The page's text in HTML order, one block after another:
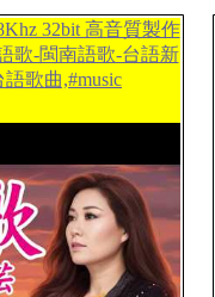
32bit 高音質製作
歌-閩南語歌-台語新
歌曲,#music